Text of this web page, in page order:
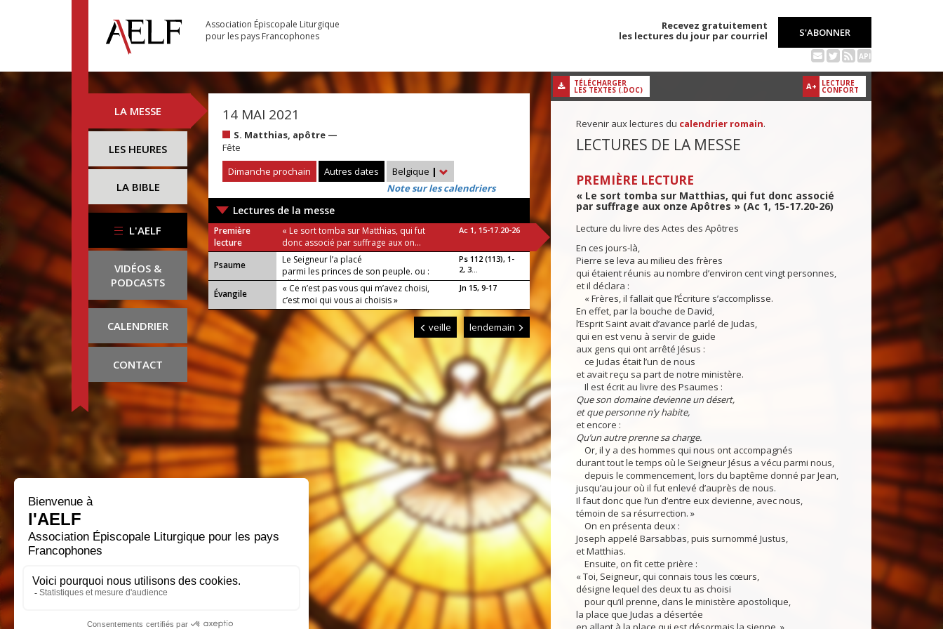
Association Épiscopale Liturgique
pour les pays Francophones
Recevez gratuitement
les lectures du jour par courriel
S'ABONNER
API
LA MESSE
LES HEURES
LA BIBLE
L'AELF
VIDÉOS &
PODCASTS
CALENDRIER
CONTACT
14 MAI 2021
S. Matthias, apôtre —
Fête
Dimanche prochain
Autres dates Belgique |
Note sur les calendriers
Lectures de la messe
Première
lecture
« Le sort tomba sur Matthias, qui fut
donc associé par suffrage aux on...
Ac 1, 15-17.20-26
Psaume
Le Seigneur l’a placé
parmi les princes de son peuple. ou :
Alléluia.
Ps 112 (113), 1-
2, 3...
Évangile
« Ce n’est pas vous qui m’avez choisi,
c’est moi qui vous ai choisis »
Jn 15, 9-17
veille lendemain
A+ LECTURE
CONFORT
TÉLÉCHARGER
LES TEXTES (.DOC)
Revenir aux lectures du calendrier romain.
LECTURES DE LA MESSE
PREMIÈRE LECTURE
« Le sort tomba sur Matthias, qui fut donc associé
par suffrage aux onze Apôtres » (Ac 1, 15-17.20-26)
Lecture du livre des Actes des Apôtres
En ces jours-là,
Pierre se leva au milieu des frères
qui étaient réunis au nombre d’environ cent vingt personnes,
et il déclara :
« Frères, il fallait que l’Écriture s’accomplisse.
En effet, par la bouche de David,
l’Esprit Saint avait d’avance parlé de Judas,
qui en est venu à servir de guide
aux gens qui ont arrêté Jésus :
ce Judas était l’un de nous
et avait reçu sa part de notre ministère.
Il est écrit au livre des Psaumes :
Que son domaine devienne un désert,
et que personne n’y habite,
et encore :
Qu’un autre prenne sa charge.
Or, il y a des hommes qui nous ont accompagnés
durant tout le temps où le Seigneur Jésus a vécu parmi nous,
depuis le commencement, lors du baptême donné par Jean,
jusqu’au jour où il fut enlevé d’auprès de nous.
Il faut donc que l’un d’entre eux devienne, avec nous,
témoin de sa résurrection. »
On en présenta deux :
Joseph appelé Barsabbas, puis surnommé Justus,
et Matthias.
Ensuite, on fit cette prière :
« Toi, Seigneur, qui connais tous les cœurs,
désigne lequel des deux tu as choisi
pour qu’il prenne, dans le ministère apostolique,
la place que Judas a désertée